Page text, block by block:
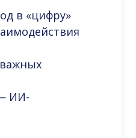
в «цифру»
ИИ-